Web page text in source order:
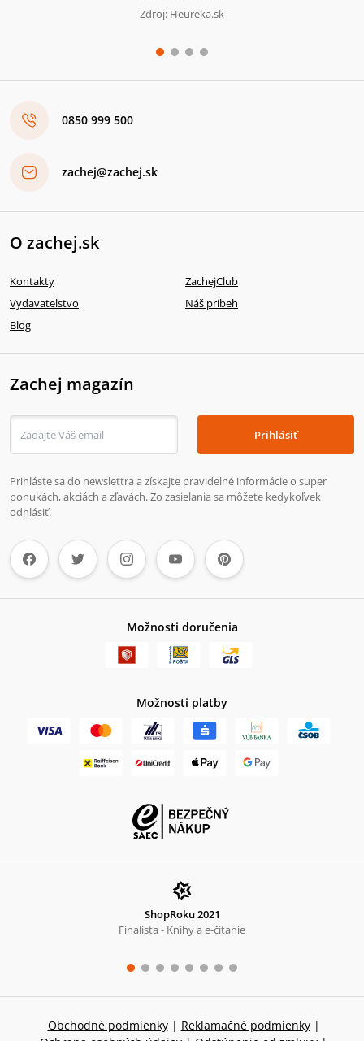
Zdroj: Heureka.sk
0850 999 500
zachej@zachej.sk
O zachej.sk
Kontakty
ZachejClub
Vydavateľstvo
Náš príbeh
Blog
Zachej magazín
Prihlásiť
Prihláste sa do newslettra a získajte pravidelné informácie o super
ponukách, akciách a zľavách. Zo zasielania sa môžete kedykoľvek
odhlásiť.
Možnosti doručenia
Možnosti platby
ShopRoku 2021
Finalista - Knihy a e-čítanie
Obchodné podmienky | Reklamačné podmienky |